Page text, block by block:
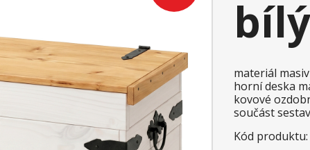
materiál
horní deska
kovové
součást
Kód produktu: